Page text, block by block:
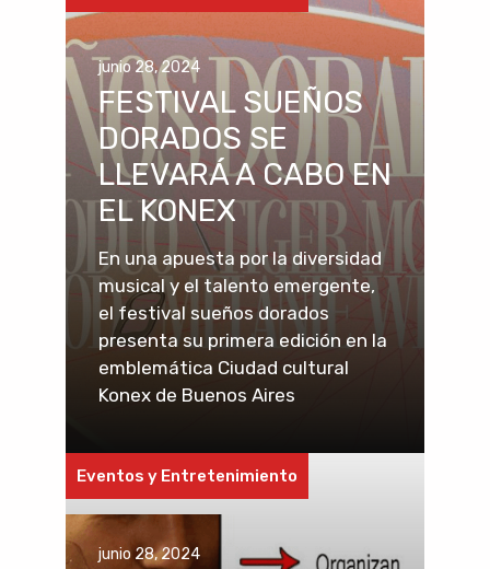
junio 28, 2024
FESTIVAL SUEÑOS
DORADOS SE
LLEVARÁ A CABO EN
EL KONEX
En una apuesta por la diversidad
musical y el talento emergente,
el festival sueños dorados
presenta su primera edición en la
emblemática Ciudad cultural
Konex de Buenos Aires
Eventos y Entretenimiento
junio 28, 2024